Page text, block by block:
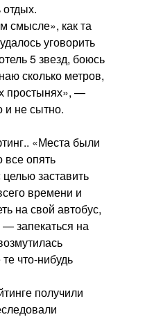
смысле», как та
уговорить
5 звезд, боюсь
сколько метров,
простынях», —
и не сытно.
«Места были
опять
заставить
времени и
на свой автобус,
запекаться на
что-нибудь
получили